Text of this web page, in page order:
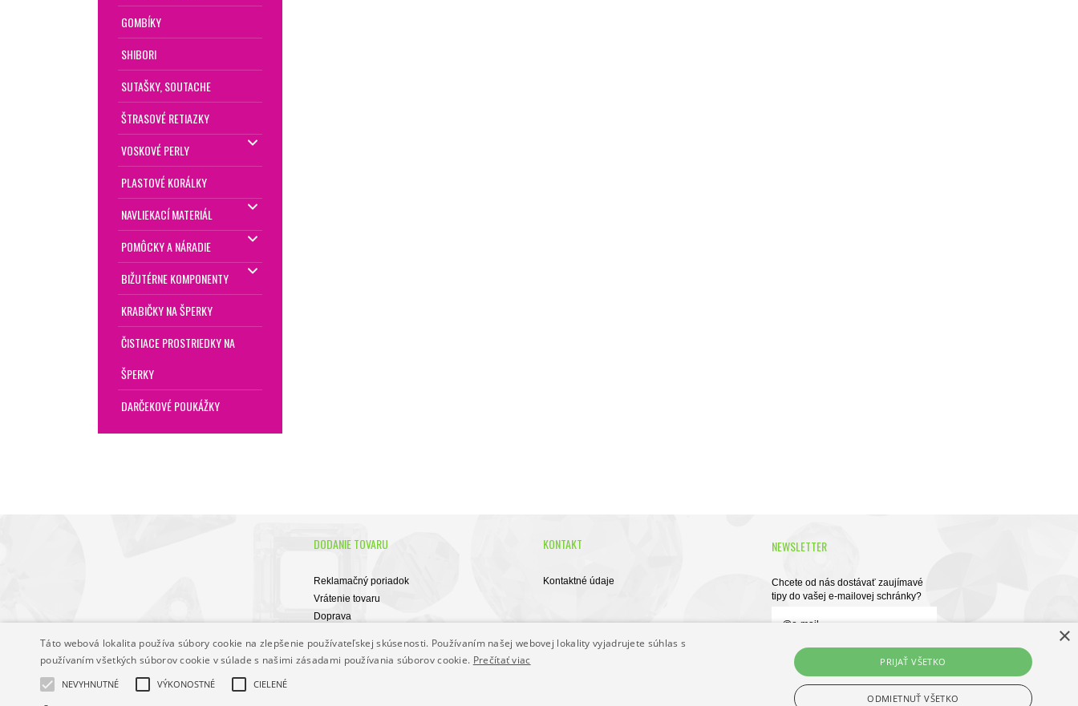
GOMBÍKY
SHIBORI
SUTAŠKY, SOUTACHE
ŠTRASOVÉ RETIAZKY
VOSKOVÉ PERLY
PLASTOVÉ KORÁLKY
NAVLIEKACÍ MATERIÁL
POMÔCKY A NÁRADIE
BIŽUTÉRNE KOMPONENTY
KRABIČKY NA ŠPERKY
ČISTIACE PROSTRIEDKY NA
ŠPERKY
DARČEKOVÉ POUKÁŽKY
DODANIE TOVARU KONTAKT
Reklamačný poriadok
Vrátenie tovaru
Doprava
Kontaktné údaje
NEWSLETTER
Chcete od nás dostávať zaujímavé
tipy do vašej e-mailovej schránky?
Táto stránka je chránená službou
reCAPTCHA.
Zistiť viac.
×
Táto webová lokalita používa súbory cookie na zlepšenie používateľskej skúsenosti. Používaním našej webovej lokality vyjadrujete súhlas s
používaním všetkých súborov cookie v súlade s našimi zásadami používania súborov cookie. Prečítať viac
NEVYHNUTNÉ VÝKONOSTNÉ CIELENÉ
PRIJAŤ VŠETKO
ODMIETNUŤ VŠETKO